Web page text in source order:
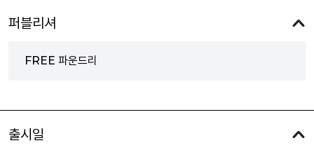
퍼블리셔
FREE 파운드리
출시일